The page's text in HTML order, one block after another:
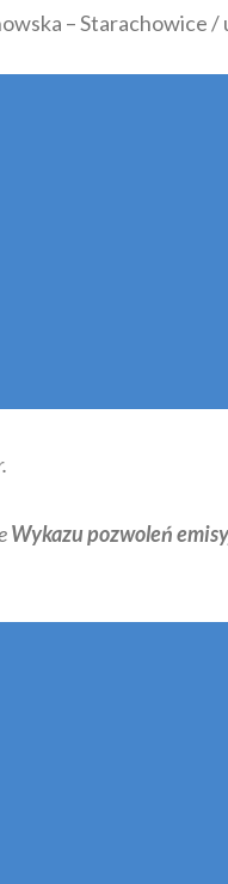
– Starachowice
Wykazu pozwoleń